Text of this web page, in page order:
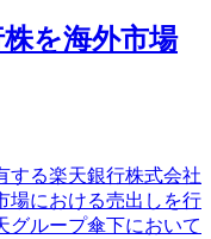
を海外市場
する楽天銀行株式会社
場における売出しを行
グループ傘下において